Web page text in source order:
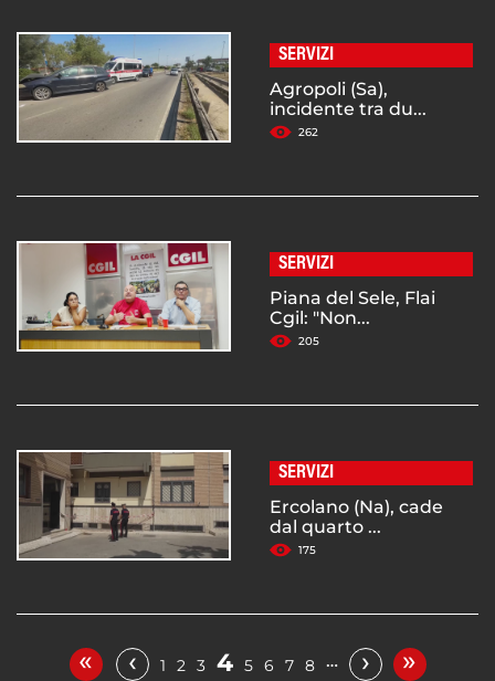
SERVIZI
Agropoli (Sa),
incidente tra du...
262
SERVIZI
Piana del Sele, Flai
Cgil: "Non...
205
SERVIZI
Ercolano (Na), cade
dal quarto ...
175
« ‹ 1 2 3 4 5 6 7 8 … › »